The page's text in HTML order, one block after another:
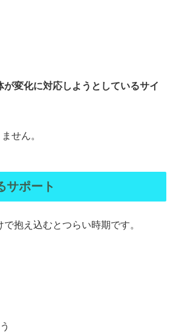
が変化に対応しようとしているサイ
せん。
サポート
抱え込むとつらい時期です。